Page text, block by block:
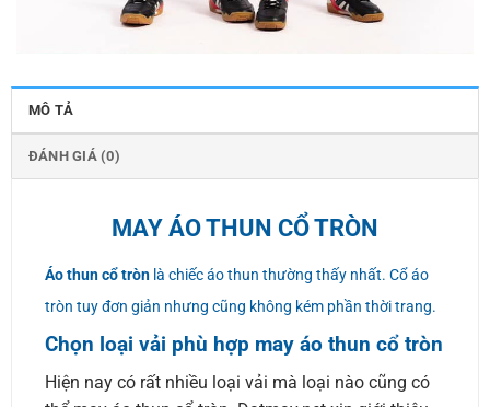
MÔ TẢ
ĐÁNH GIÁ (0)
MAY ÁO THUN CỔ TRÒN
Áo thun cổ trònlà chiếc áo thun thường thấy nhất. Cổ áo
tròn tuy đơn giản nhưng cũng không kém phần thời trang.
Chọn loại vải phù hợp may áo thun cổ tròn
Hiện nay có rất nhiều loại vải mà loại nào cũng có